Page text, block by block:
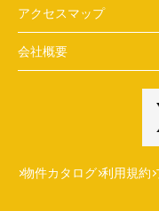
アクセスマップ
会社概要
物件カタログ 利用規約